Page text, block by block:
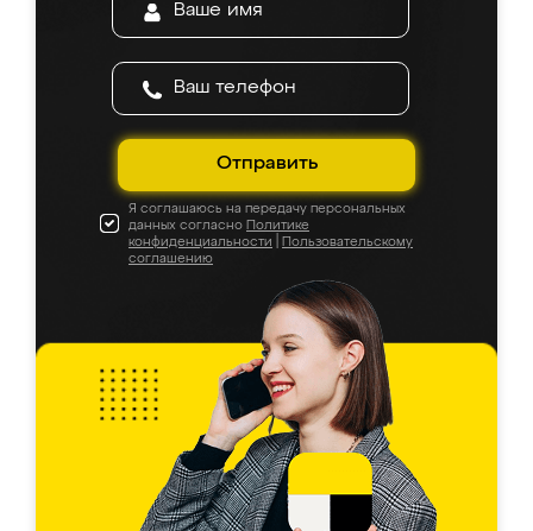
Отправить
Я соглашаюсь на передачу персональных
данных согласно Политике
конфиденциальности
Пользовательскому
соглашению